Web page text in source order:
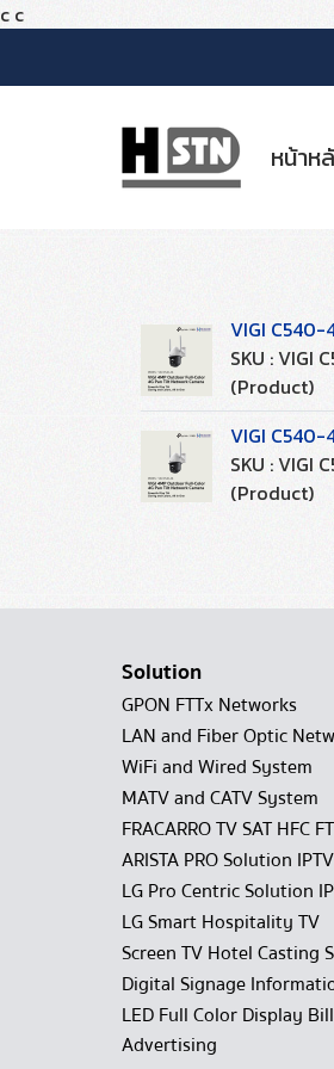
c c
หน้าห
VIGI C540-
SKU : VIGI
(Product)
VIGI C540-
SKU : VIGI
(Product)
Solution
GPON FTTx Networks
LAN and Fiber Optic
WiFi and Wired System
MATV and CATV System
FRACARRO TV SAT HFC
ARISTA PRO Solution
LG Pro Centric Solution
LG Smart Hospitality TV
Screen TV Hotel Casting
Digital Signage
LED Full Color Display
Advertising